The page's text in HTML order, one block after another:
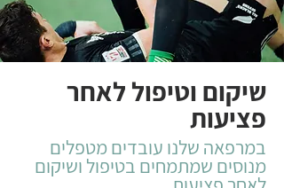
שיקום וטיפול לאחר
פציעות
במרפאה שלנו עובדים מטפלים
מנוסים שמתמחים בטיפול ושיקום